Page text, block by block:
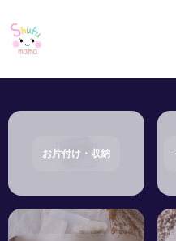
お片付け・収納